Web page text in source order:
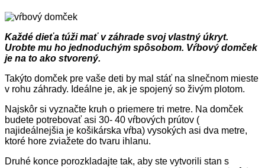
Každé dieťa túži mať v záhrade svoj vlastný úkryt.
Urobte mu ho jednoduchým spôsobom. Vŕbový domček
je na to ako stvorený.
Takýto domček pre vaše deti by mal stáť na slnečnom mieste
v rohu záhrady. Ideálne je, ak je spojený so živým plotom.
Najskôr si vyznačte kruh o priemere tri metre. Na domček
budete potrebovať asi 30- 40 vŕbových prútov (
najideálnejšia je košikárska vŕba) vysokých asi dva metre,
ktoré hore zviažete do tvaru ihlanu.
Druhé konce porozkladajte tak, aby ste vytvorili stan s